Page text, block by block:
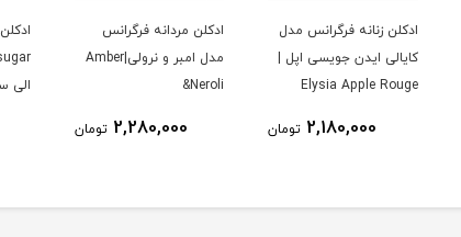
ادکلن زنانه فرگرانس مدل
کایالی ایدن جویسی اپل |
Elysia Apple Rouge
2,180,000 تومان
ادكلن مردانه فرگرانس
مدل امبر و نرولى|Amber
&Neroli
2,280,000 تومان
الى